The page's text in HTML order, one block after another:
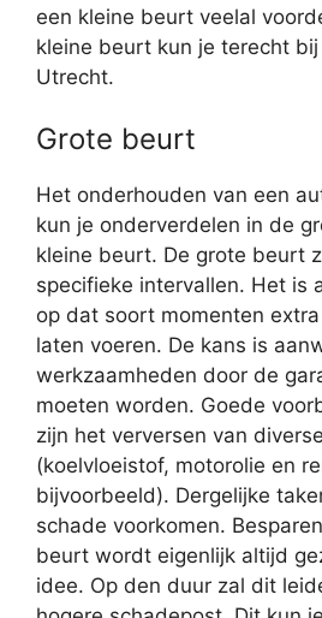
een kleine beurt veelal
kleine beurt kun je terecht bij
Utrecht.
Grote beurt
Het onderhouden van een
kun je onderverdelen in de
kleine beurt. De grote beurt
specifieke intervallen. Het is
op dat soort momenten
laten voeren. De kans is
werkzaamheden door de
moeten worden. Goede
zijn het verversen van
(koelvloeistof, motorolie en
bijvoorbeeld). Dergelijke
schade voorkomen.
beurt wordt eigenlijk altijd
idee. Op den duur zal dit